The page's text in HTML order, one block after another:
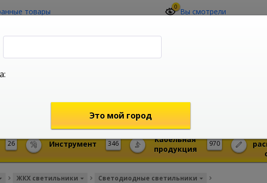
товары 0 Вы смотрели
shop@mireks.ru
26 346
Инструмент 970
Кабельная
продукция
ЖКХ светильники
Светодиодные светильники
Это мой город